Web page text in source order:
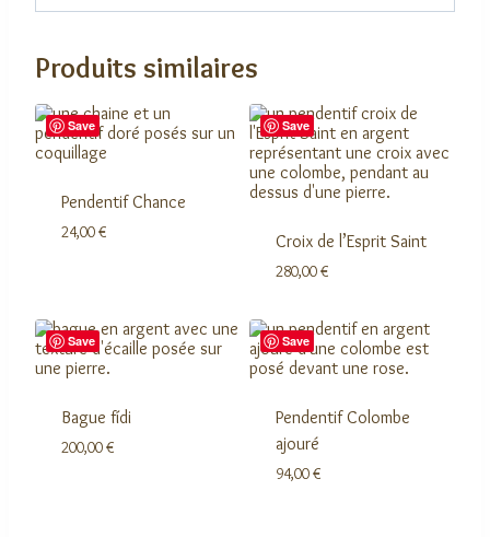
Produits similaires
Save
Pendentif Chance
24,00€
Save
Croix de l’Esprit Saint
280,00€
Save
Bague fídi
200,00€
Save
Pendentif Colombe
ajouré
94,00€